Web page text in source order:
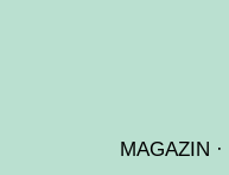
MAGAZIN ·